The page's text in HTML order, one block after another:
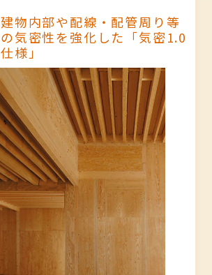
建物内部や配線・配管周り等
の気密性を強化した「気密1.0
仕様」